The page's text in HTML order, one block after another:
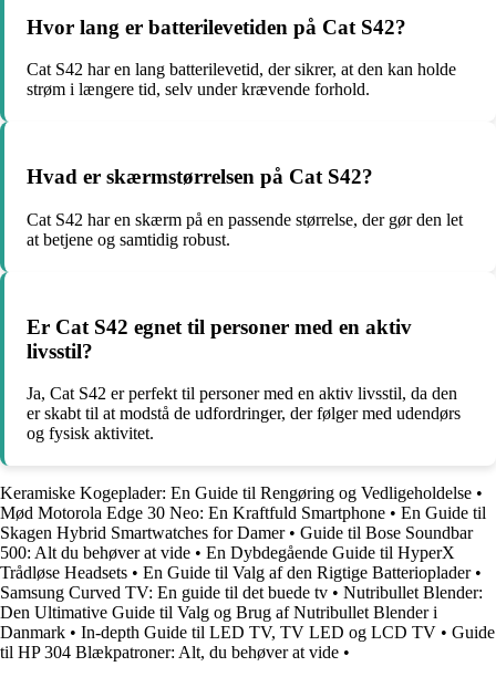
Hvor lang er batterilevetiden på Cat S42?
Cat S42 har en lang batterilevetid, der sikrer, at den kan holde
strøm i længere tid, selv under krævende forhold.
Hvad er skærmstørrelsen på Cat S42?
Cat S42 har en skærm på en passende størrelse, der gør den let
at betjene og samtidig robust.
Er Cat S42 egnet til personer med en aktiv
livsstil?
Ja, Cat S42 er perfekt til personer med en aktiv livsstil, da den
er skabt til at modstå de udfordringer, der følger med udendørs
og fysisk aktivitet.
Keramiske Kogeplader: En Guide til Rengøring og Vedligeholdelse •
Mød Motorola Edge 30 Neo: En Kraftfuld Smartphone • En Guide til
Skagen Hybrid Smartwatches for Damer• Guide til Bose Soundbar
500: Alt du behøver at vide • En Dybdegående Guide til HyperX
Trådløse Headsets • En Guide til Valg af den Rigtige Batterioplader•
Samsung Curved TV: En guide til det buede tv • Nutribullet Blender:
Den Ultimative Guide til Valg og Brug af Nutribullet Blender i
Danmark • In-depth Guide til LED TV, TV LED og LCD TV • Guide
til HP 304 Blækpatroner: Alt, du behøver at vide •